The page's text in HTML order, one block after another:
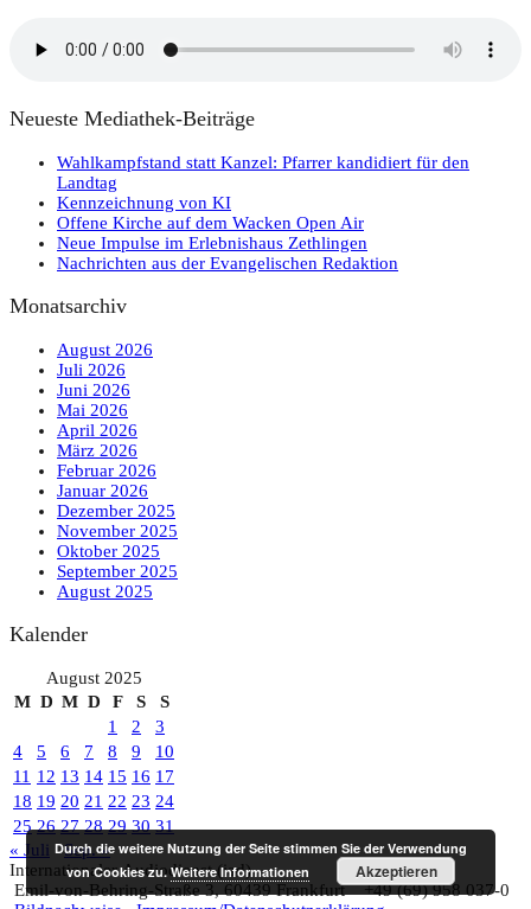
Neueste Mediathek-Beiträge
Wahlkampfstand statt Kanzel: Pfarrer kandidiert für den
Landtag
Kennzeichnung von KI
Offene Kirche auf dem Wacken Open Air
Neue Impulse im Erlebnishaus Zethlingen
Nachrichten aus der Evangelischen Redaktion
Monatsarchiv
August 2026
Juli 2026
Juni 2026
Mai 2026
April 2026
März 2026
Februar 2026
Januar 2026
Dezember 2025
November 2025
Oktober 2025
September 2025
August 2025
Kalender
August 2025
M D M D F S
S
1
2
3
4
5 6 7 8 9
10
11 12 13 14 15 16 17
18 19 20 21 22 23 24
25 26 27 28 29 30 31
« Juli
Sep. »
Internationaler Audiodienst (iad)
Emil‑von‑Behring‑Straße 3, 60439 Frankfurt +49 (69) 958 037‑0
Durch die weitere Nutzung der Seite stimmen Sie der Verwendung
von Cookies zu.Weitere Informationen Akzeptieren